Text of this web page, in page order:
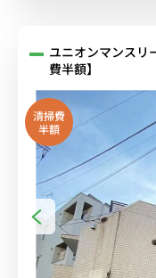
ユニオンマンスリ
費半額】
清掃費
半額